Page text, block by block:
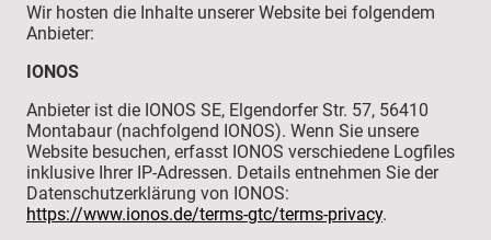
Wir hosten die Inhalte unserer Website bei folgendem
Anbieter:
IONOS
Anbieter ist die IONOS SE, Elgendorfer Str. 57, 56410
Montabaur (nachfolgend IONOS). Wenn Sie unsere
Website besuchen, erfasst IONOS verschiedene Logfiles
inklusive Ihrer IP-Adressen. Details entnehmen Sie der
Datenschutzerklärung von IONOS:
https://www.ionos.de/terms-gtc/terms-privacy.